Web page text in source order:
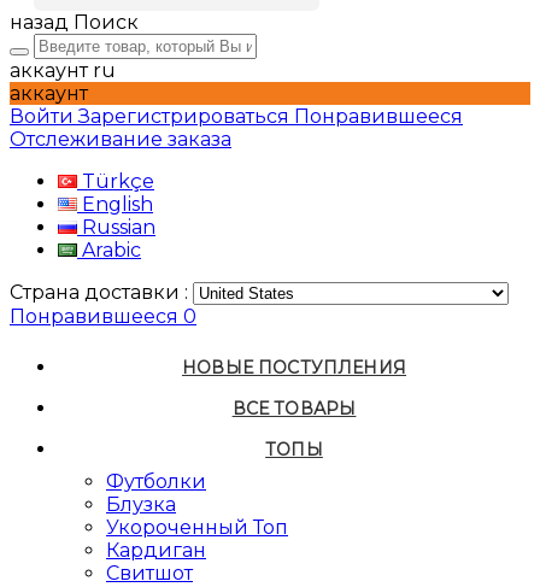
назад Поиск
аккаунт ru
аккаунт
ВойтиЗарегистрироваться Понравившееся
Отслеживание заказа
Türkçe
English
Russian
Arabic
Страна доставки :
Понравившееся 0
НОВЫЕ ПОСТУПЛЕНИЯ
ВСЕ ТОВАРЫ
ТОПЫ
Футболки
Блузка
Укороченный Топ
Кардиган
Свитшот